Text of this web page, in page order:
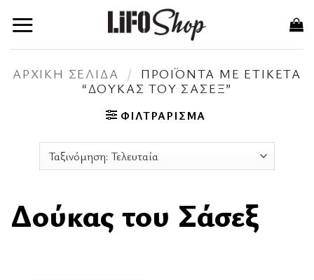
στο
ΑΡΧΙΚΉ ΣΕΛΊΔΑ /
ΠΡΟΪΌΝΤΑ ΜΕ ΕΤΙΚΈΤΑ
“ΔΟΎΚΑΣ ΤΟΥ ΣΆΣΕΞ”
ΦΙΛΤΡΆΡΙΣΜΑ
Δούκας του Σάσεξ